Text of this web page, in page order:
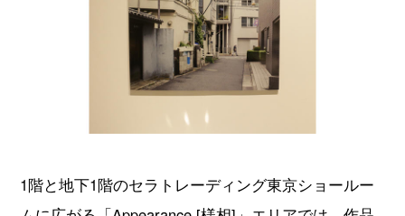
1階と地下1階のセラトレーディング東京ショールー